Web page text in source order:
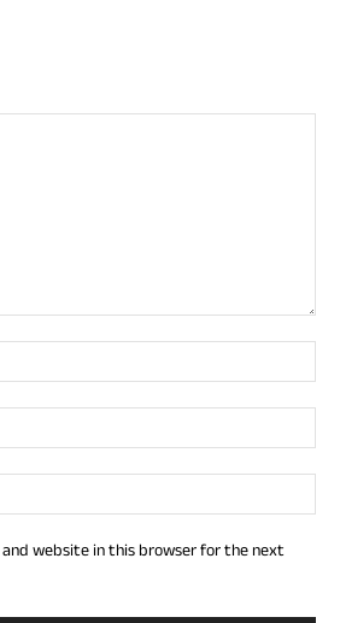
and website in this browser for the next